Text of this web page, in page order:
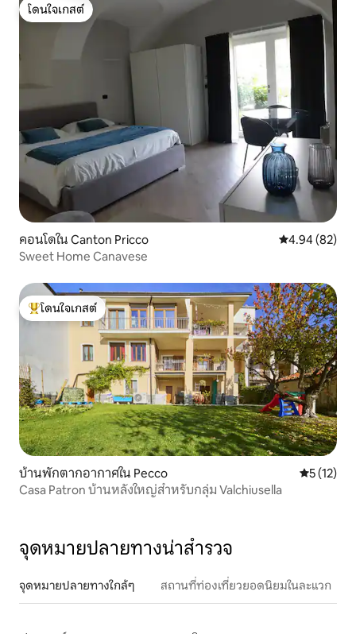
โดนใจเกสต์
โดนใจเกสต์
คอนโดใน Canton Pricco คะแนนเฉลี่ย
4.94 (82)
Sweet Home Canavese
โดนใจเกสต์ที่สุด
โดนใจเกสต์
บ้านพักตากอากาศใน Pecco คะแนนเฉลี่
5 (12)
Casa Patron บ้านหลังใหญ่สำหรับกลุ่ม Valchiusella
จุดหมายปลายทางน่าสำรวจ
จุดหมายปลายทางใกล้ๆ สถานที่ท่องเที่ยวยอดนิยมในละแวก